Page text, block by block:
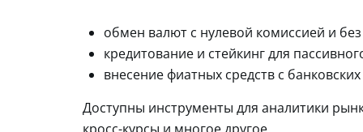
обмен валют с нулевой комиссией и
кредитование и стейкинг для
внесение фиатных средств с банковских
Доступны инструменты для аналитики